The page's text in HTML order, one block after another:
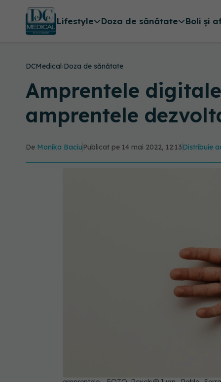
Lifestyle Doza de sănătate Boli și
DCMedical›Doza de sănătate
Amprentele
amprentele
De Monika Baciu Publicat pe 14 mai 2022, 12:13Distribuie